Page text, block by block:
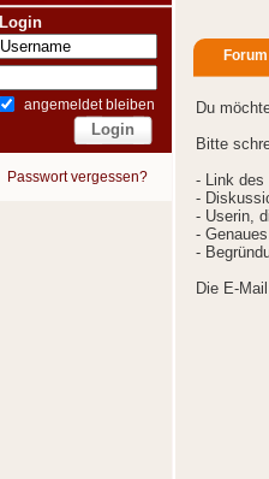
Login
angemeldet bleiben
Passwort vergessen?
Forum
Du
Bitte
- Link des
-
- Userin,
-
-
Die E-